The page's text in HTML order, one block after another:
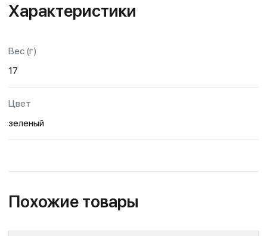
Характеристики
Вес (г)
17
Цвет
зеленый
Похожие товары